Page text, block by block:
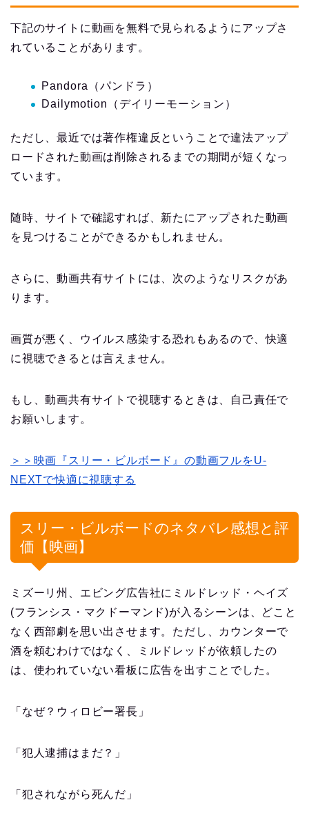
下記のサイトに動画を無料で見られるようにアップさ
れていることがあります。
Pandora（パンドラ）
Dailymotion（デイリーモーション）
ただし、最近では著作権違反ということで違法アップ
ロードされた動画は削除されるまでの期間が短くなっ
ています。
随時、サイトで確認すれば、新たにアップされた動画
を見つけることができるかもしれません。
さらに、動画共有サイトには、次のようなリスクがあ
ります。
画質が悪く、ウイルス感染する恐れもあるので、快適
に視聴できるとは言えません。
もし、動画共有サイトで視聴するときは、自己責任で
お願いします。
＞＞映画『スリー・ビルボード』の動画フルをU-
NEXTで快適に視聴する
スリー・ビルボードのネタバレ感想と評
価【映画】
ミズーリ州、エビング広告社にミルドレッド・ヘイズ
(フランシス・マクドーマンド)が入るシーンは、どこと
なく西部劇を思い出させます。ただし、カウンターで
酒を頼むわけではなく、ミルドレッドが依頼したの
は、使われていない看板に広告を出すことでした。
「なぜ？ウィロビー署長」
「犯人逮捕はまだ？」
「犯されながら死んだ」